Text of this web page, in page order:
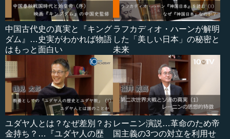
中国古代史の真実と『キング
ダム』…史実がわかれば物語
はもっと面白い
ラフカディオ・ハーンが解明
した「美しい日本」の秘密と
未来
ユダヤ人とは？なぜ差別？お
金持ち？…『ユダヤ人の歴
レーニン演説…革命のため帝
国主義の3つの対立を利用せ